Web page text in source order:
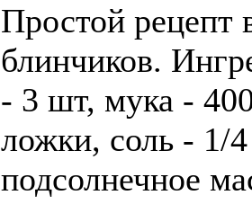
Простой рецепт
блинчиков.
- 3 шт, мука -
ложки, соль - 1/
подсолнечное